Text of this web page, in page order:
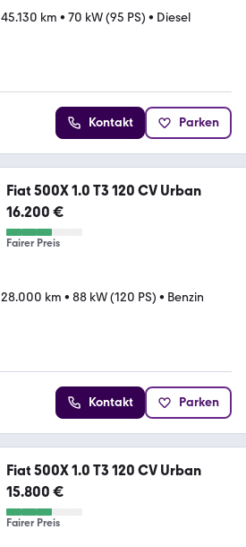
45.130 km • 70 kW (95 PS) • Diesel
Kontakt Parken
Fiat 500X 1.0 T3 120 CV Urban
16.200 €
Fairer Preis
28.000 km • 88 kW (120 PS) • Benzin
Kontakt Parken
Fiat 500X 1.0 T3 120 CV Urban
15.800 €
Fairer Preis